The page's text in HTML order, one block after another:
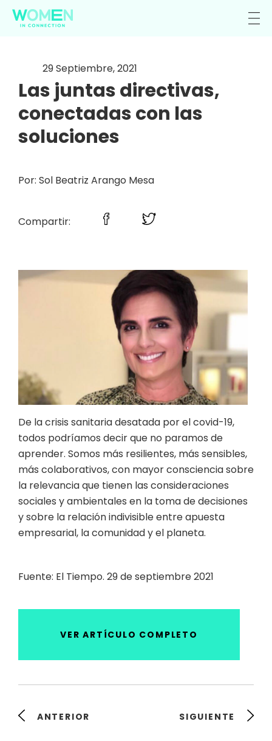
29 Septiembre, 2021
Las juntas directivas,
conectadas con las
soluciones
Por: Sol Beatriz Arango Mesa
Compartir:
De la crisis sanitaria desatada por el covid-19,
todos podríamos decir que no paramos de
aprender. Somos más resilientes, más sensibles,
más colaborativos, con mayor consciencia sobre
la relevancia que tienen las consideraciones
sociales y ambientales en la toma de decisiones
y sobre la relación indivisible entre apuesta
empresarial, la comunidad y el planeta.
Fuente: El Tiempo. 29 de septiembre 2021
VER ARTÍCULO COMPLETO
ANTERIOR SIGUIENTE